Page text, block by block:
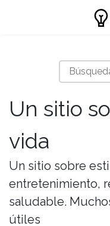
Un sitio
vida
Un sitio sobre
entretenimiento,
saludable.
útiles